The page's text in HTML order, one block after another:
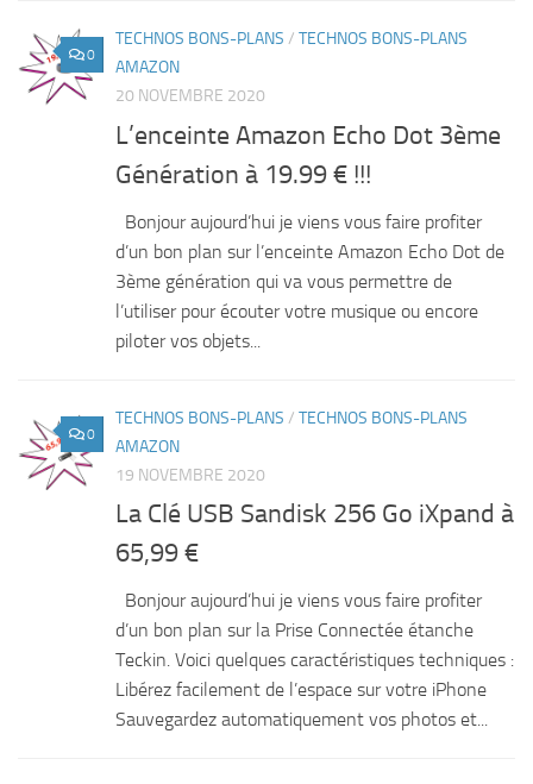
0
TECHNOS BONS-PLANS / TECHNOS BONS-PLANS
AMAZON
20 NOVEMBRE 2020
L’enceinte Amazon Echo Dot 3ème
Génération à 19.99 € !!!
Bonjour aujourd’hui je viens vous faire profiter
d’un bon plan sur l’enceinte Amazon Echo Dot de
3ème génération qui va vous permettre de
l’utiliser pour écouter votre musique ou encore
piloter vos objets...
0
TECHNOS BONS-PLANS / TECHNOS BONS-PLANS
AMAZON
19 NOVEMBRE 2020
La Clé USB Sandisk 256 Go iXpand à
65,99 €
Bonjour aujourd’hui je viens vous faire profiter
d’un bon plan sur la Prise Connectée étanche
Teckin. Voici quelques caractéristiques techniques :
Libérez facilement de l’espace sur votre iPhone
Sauvegardez automatiquement vos photos et...